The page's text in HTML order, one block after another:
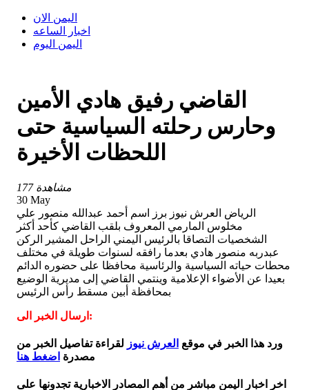
اليمن الان
اخبار الساعه
اليمن اليوم
القاضي رفيق هادي الأمين
وحارس رحلته السياسية حتى
اللحظات الأخيرة
177 مشاهدة
30 May
الرياض العرش نيوز برز اسم أحمد عبدالله منصور علي
مخلوس المارمي المعروف بلقب القاضي كأحد أكثر
الشخصيات التصاقا بالرئيس اليمني الراحل المشير الركن
عبدربه منصور هادي بعدما رافقه لسنوات طويلة في مختلف
محطات حياته السياسية والرئاسية محافظا على حضوره الدائم
بعيدا عن الأضواء الإعلامية وينتمي القاضي إلى مديرية الوضيع
بمحافظة أبين مسقط رأس الرئيس
ارسال الخبر الى:
ورد هذا الخبر في موقع العرش نيوز لقراءة تفاصيل الخبر من
مصدرة اضغط هنا
اخر اخبار اليمن مباشر من أهم المصادر الاخبارية تجدونها على